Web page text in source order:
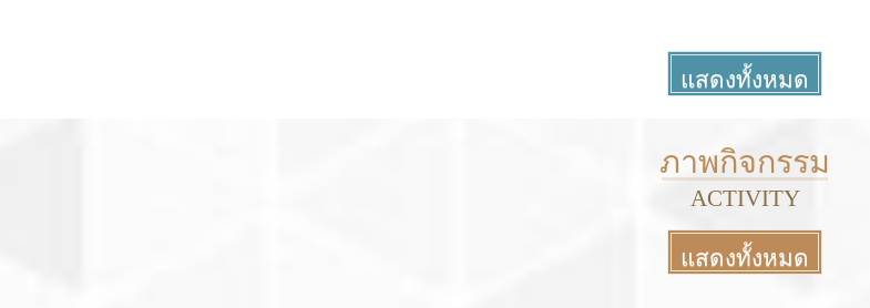
แสดงทั้งหมด
More
ภาพกิจกรรม
ACTIVITY
แสดงทั้งหมด